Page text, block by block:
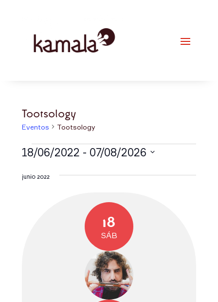
Tootsology
Eventos Tootsology
Eventos
18/06/2022 - 07/08/2026
la
junio 2022
SÁB
18